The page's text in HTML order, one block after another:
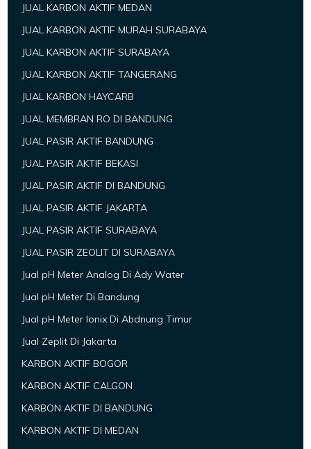
JUAL KARBON AKTIF MEDAN
JUAL KARBON AKTIF MURAH SURABAYA
JUAL KARBON AKTIF SURABAYA
JUAL KARBON AKTIF TANGERANG
JUAL KARBON HAYCARB
JUAL MEMBRAN RO DI BANDUNG
JUAL PASIR AKTIF BANDUNG
JUAL PASIR AKTIF BEKASI
JUAL PASIR AKTIF DI BANDUNG
JUAL PASIR AKTIF JAKARTA
JUAL PASIR AKTIF SURABAYA
JUAL PASIR ZEOLIT DI SURABAYA
Jual pH Meter Analog Di Ady Water
Jual pH Meter Di Bandung
Jual pH Meter Ionix Di Abdnung Timur
Jual Zeplit Di Jakarta
KARBON AKTIF BOGOR
KARBON AKTIF CALGON
KARBON AKTIF DI BANDUNG
KARBON AKTIF DI MEDAN